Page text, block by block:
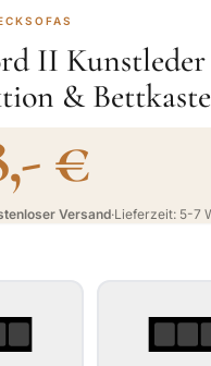
II
&
€
Versand·Lieferzeit: 5-7